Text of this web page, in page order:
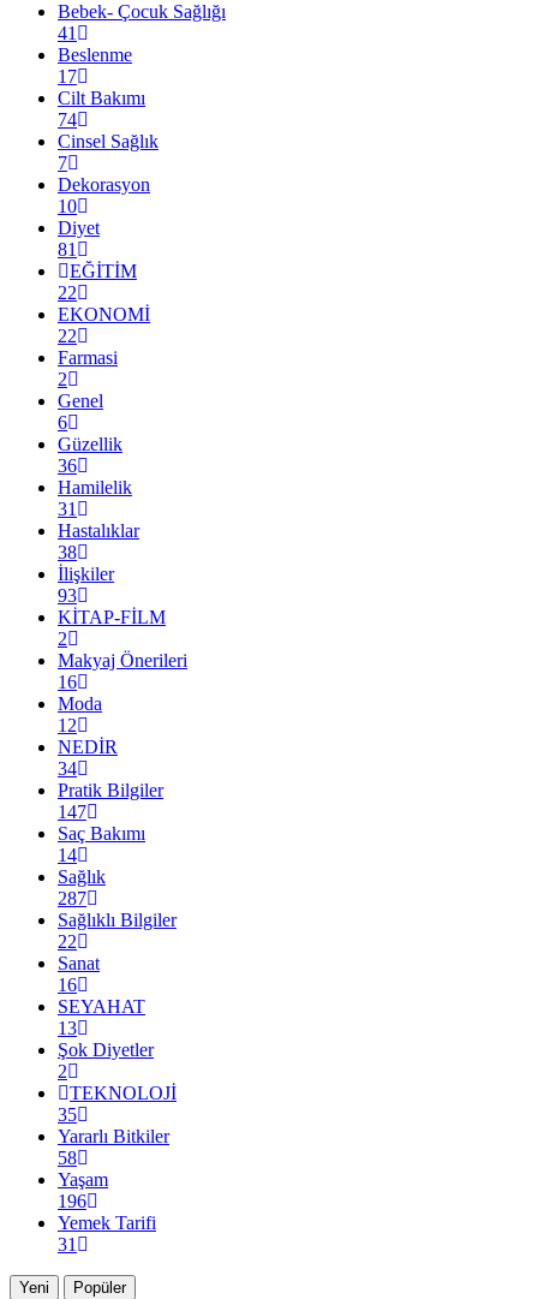
Bebek- Çocuk Sağlığı
41
Beslenme
17
Cilt Bakımı
74
Cinsel Sağlık
7
Dekorasyon
10
Diyet
81
EĞİTİM
22
EKONOMİ
22
Farmasi
2
Genel
6
Güzellik
36
Hamilelik
31
Hastalıklar
38
İlişkiler
93
KİTAP-FİLM
2
Makyaj Önerileri
16
Moda
12
NEDİR
34
Pratik Bilgiler
147
Saç Bakımı
14
Sağlık
287
Sağlıklı Bilgiler
22
Sanat
16
SEYAHAT
13
Şok Diyetler
2
TEKNOLOJİ
35
Yararlı Bitkiler
58
Yaşam
196
Yemek Tarifi
31
Yeni Popüler